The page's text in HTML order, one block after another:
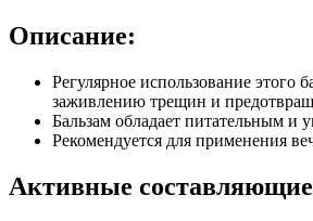
Описание:
Регулярное использование этого
заживлению трещин и
Бальзам обладает питательным
Рекомендуется для применения
Активные